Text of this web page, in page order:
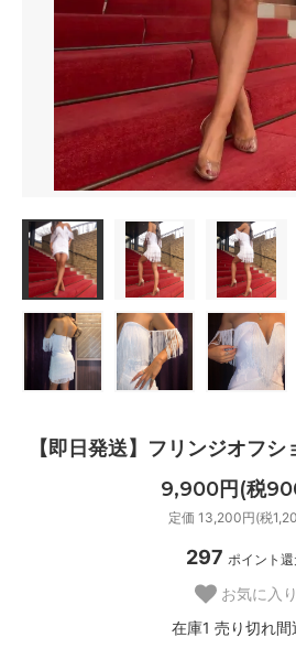
【即日発送】フリンジオフ
9,900円(税
定価 13,200円(税
297 ポイント
お気に入り
在庫1 売り切れ間